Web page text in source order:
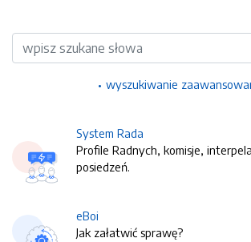
Wyszukiwarka
wyszukiwanie
System Rada
Profile Radnych, komisje,
posiedzeń.
eBoi
Jak załatwić sprawę?